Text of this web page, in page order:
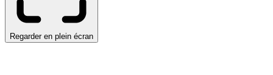
Regarder en plein écran